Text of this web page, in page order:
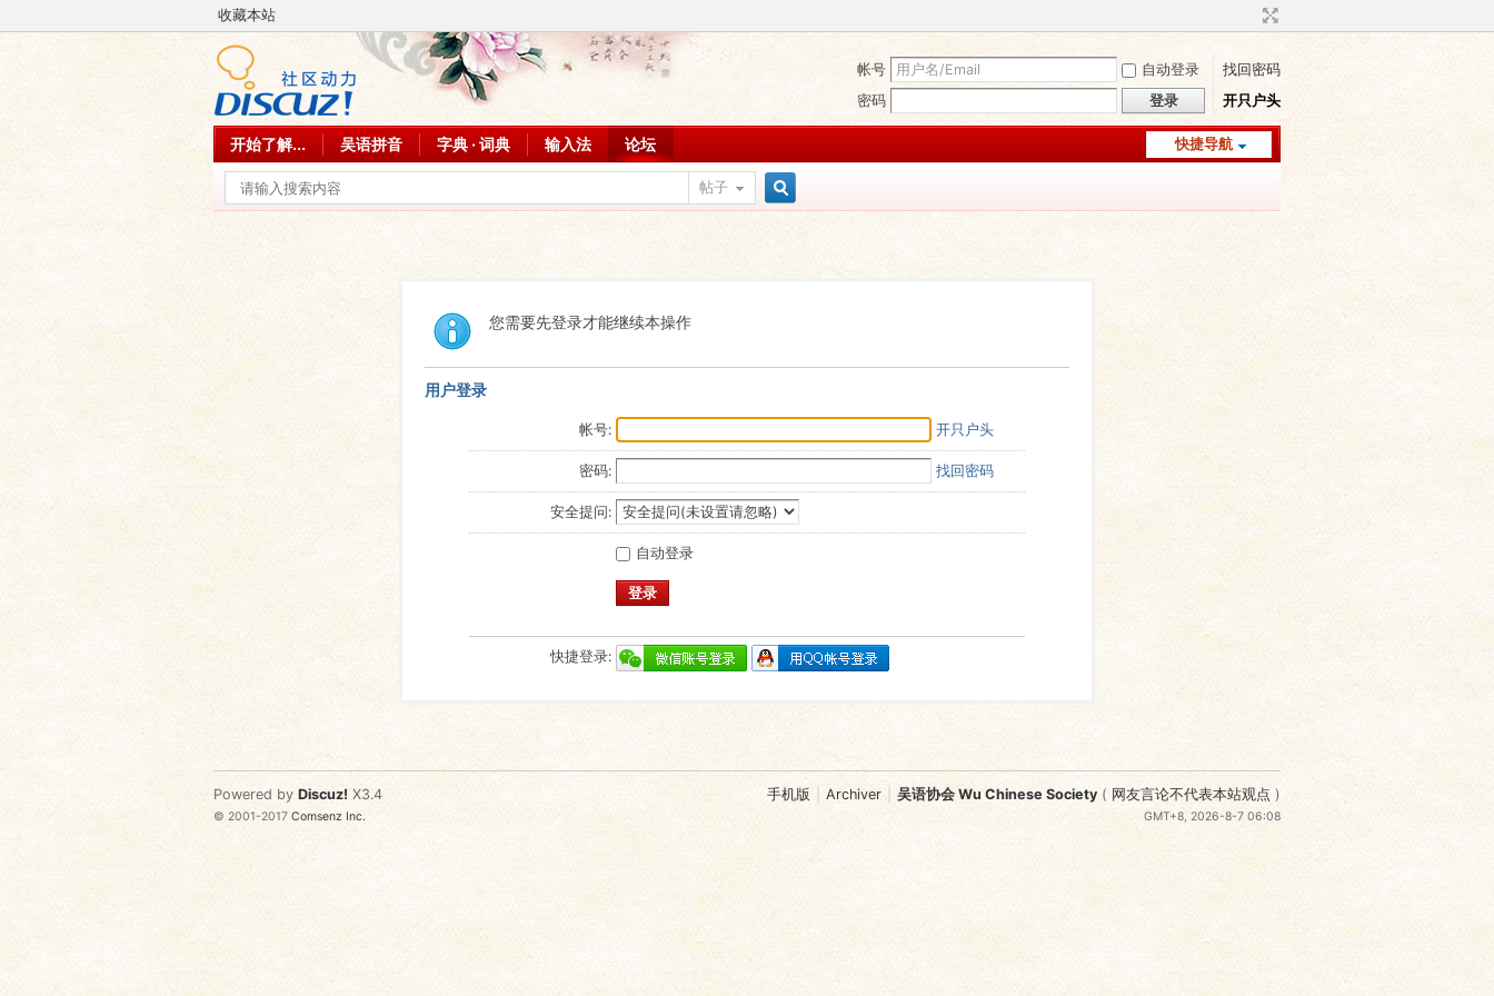
收藏本站
帐号 自动登录
找回密码
密码
登录 开只户头
快捷导航
开始了解... 吴语拼音 字典 · 词典 输入法 论坛
帖子
您需要先登录才能继续本操作
用户登录
帐号: 开只户头
密码: 找回密码
安全提问:
自动登录
登录
快捷登录:
手机版 Archiver 吴语协会 Wu Chinese Society ( 网友言论不代表本站观点 )
GMT+8, 2026-8-7 06:08
Powered by Discuz! X3.4
© 2001-2017Comsenz Inc.